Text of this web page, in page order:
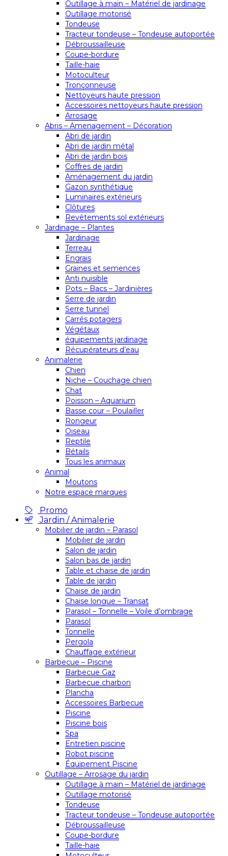
Outillage à main – Matériel de jardinage
Outillage motorisé
Tondeuse
Tracteur tondeuse – Tondeuse autoportée
Débroussailleuse
Coupe-bordure
Taille-haie
Motoculteur
Tronçonneuse
Nettoyeurs haute pression
Accessoires nettoyeurs haute pression
Arrosage
Abris – Amenagement – Décoration
Abri de jardin
Abri de jardin métal
Abri de jardin bois
Coffres de jardin
Aménagement du jardin
Gazon synthétique
Luminaires extérieurs
Clôtures
Revêtements sol extérieurs
Jardinage – Plantes
Jardinage
Terreau
Engrais
Graines et semences
Anti nuisible
Pots – Bacs – Jardinières
Serre de jardin
Serre tunnel
Carrés potagers
Végétaux
équipements jardinage
Récupérateurs d’eau
Animalerie
Chien
Niche – Couchage chien
Chat
Poisson – Aquarium
Basse cour – Poulailler
Rongeur
Oiseau
Reptile
Bétails
Tous les animaux
Animal
Moutons
Notre espace marques
Promo
Jardin / Animalerie
Mobilier de jardin – Parasol
Mobilier de jardin
Salon de jardin
Salon bas de jardin
Table et chaise de jardin
Table de jardin
Chaise de jardin
Chaise longue – Transat
Parasol – Tonnelle – Voile d’ombrage
Parasol
Tonnelle
Pergola
Chauffage extérieur
Barbecue – Piscine
Barbecue Gaz
Barbecue charbon
Plancha
Accessoires Barbecue
Piscine
Piscine bois
Spa
Entretien piscine
Robot piscine
Équipement Piscine
Outillage – Arrosage du jardin
Outillage à main – Matériel de jardinage
Outillage motorisé
Tondeuse
Tracteur tondeuse – Tondeuse autoportée
Débroussailleuse
Coupe-bordure
Taille-haie